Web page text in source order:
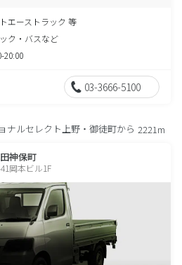
エーストラック 等
ク・バスなど
20:00
03-3666-5100
ナルセレクト上野・御徒町から 2221m
神保町
岡本ビル1F